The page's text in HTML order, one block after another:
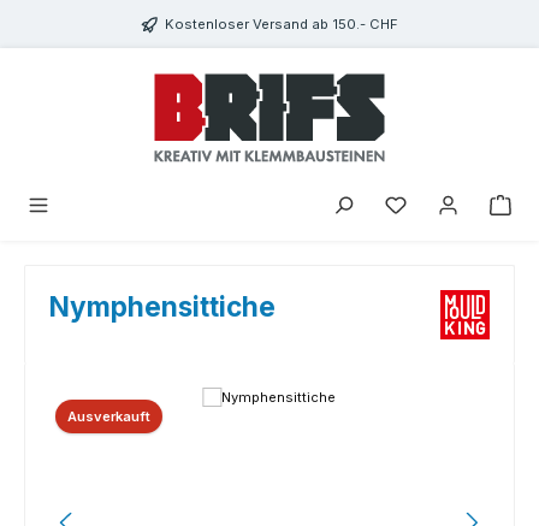
Zum Hauptinhalt springenKostenloser Versand ab 150.- CHF
Du hast 0
Nymphensittiche
Bildergalerie überspringen
Ausverkauft